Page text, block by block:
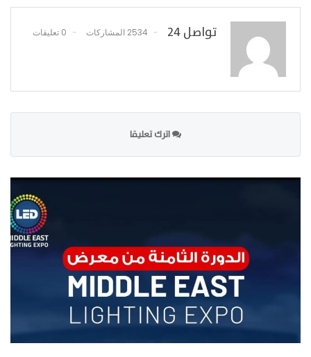
تواصل 24 2534 المشاركات 0 تعليقات
اترك تعليقا